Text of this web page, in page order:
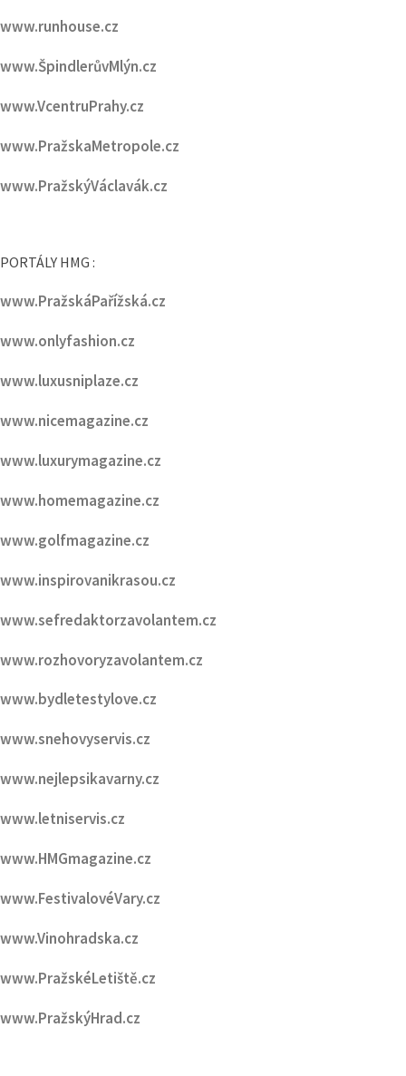
www.VcentruPrahy.cz
www.PražskaMetropole.cz
www.PražskýVáclavák.cz
PORTÁLY HMG :
www.onlyfashion.cz
www.luxusniplaze.cz
www.nicemagazine.cz
www.luxurymagazine.cz
www.homemagazine.cz
www.golfmagazine.cz
www.inspirovanikrasou.cz
www.sefredaktorzavolantem.cz
www.rozhovoryzavolantem.cz
www.bydletestylove.cz
www.snehovyservis.cz
www.nejlepsikavarny.cz
www.letniservis.cz
www.HMGmagazine.cz
www.FestivalovéVary.cz
www.Vinohradska.cz
www.PražskéLetiště.cz
www.PražskýHrad.cz
PARTNEŘI HMG :